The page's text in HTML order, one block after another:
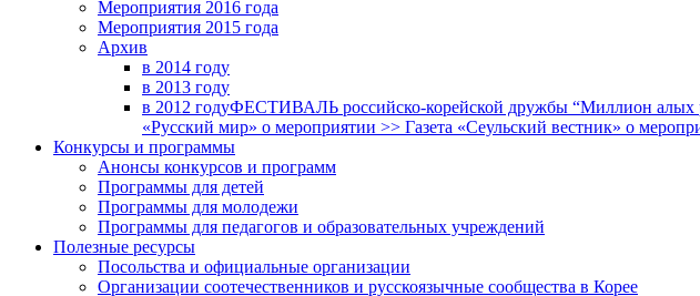
Мероприятия 2016 года
Мероприятия 2015 года
Архив
в 2014 году
в 2013 году
в 2012 годуФЕСТИВАЛЬ российско-корейской дружбы “Миллион алых
«Русский мир» о мероприятии >> Газета «Сеульский вестник» о
Конкурсы и программы
Анонсы конкурсов и программ
Программы для детей
Программы для молодежи
Программы для педагогов и образовательных учреждений
Полезные ресурсы
Посольства и официальные организации
Организации соотечественников и русскоязычные сообщества в Корее